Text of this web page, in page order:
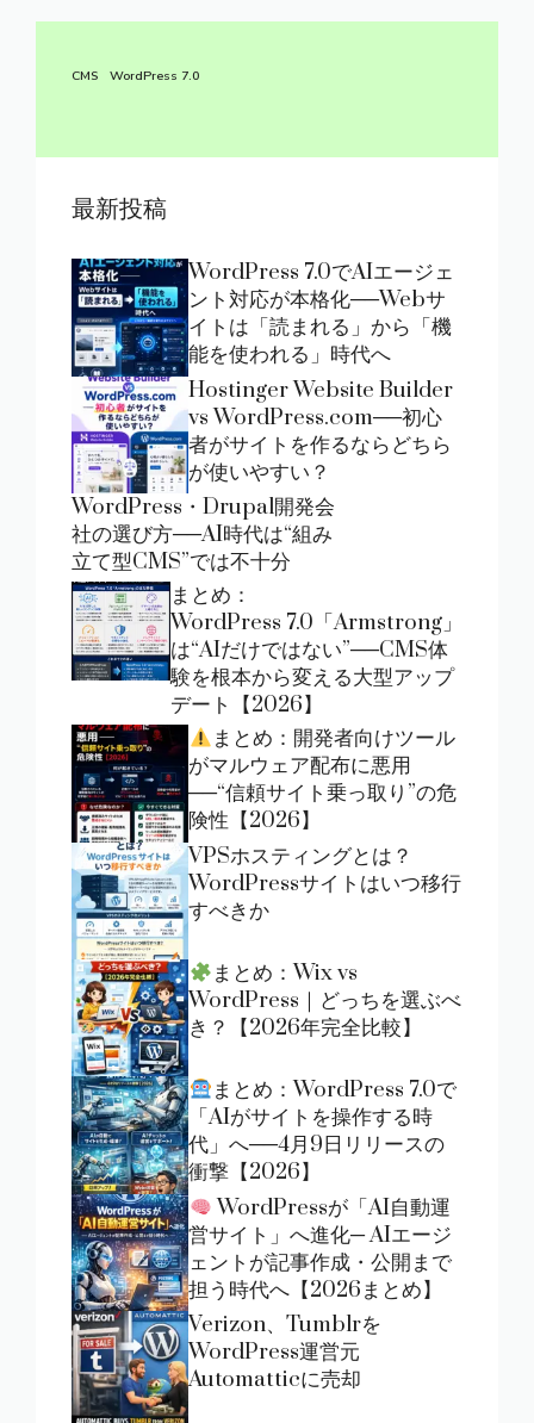
CMS WordPress 7.0
最新投稿
WordPress 7.0でAIエージェ
ント対応が本格化──Webサ
イトは「読まれる」から「機
能を使われる」時代へ
Hostinger Website Builder
vs WordPress.com──初心
者がサイトを作るならどちら
が使いやすい？
WordPress・Drupal開発会
社の選び方──AI時代は“組み
立て型CMS”では不十分
まとめ：
WordPress 7.0「Armstrong」
は“AIだけではない”──CMS体
験を根本から変える大型アップ
デート【2026】
まとめ：開発者向けツール
がマルウェア配布に悪用
──“信頼サイト乗っ取り”の危
険性【2026】
VPSホスティングとは？
WordPressサイトはいつ移行
すべきか
まとめ：Wix vs
WordPress｜どっちを選ぶべ
き？【2026年完全比較】
まとめ：WordPress 7.0で
「AIがサイトを操作する時
代」へ──4月9日リリースの
衝撃【2026】
WordPressが「AI自動運
営サイト」へ進化─ AIエージ
ェントが記事作成・公開まで
担う時代へ【2026まとめ】
Verizon、Tumblrを
WordPress運営元
Automatticに売却